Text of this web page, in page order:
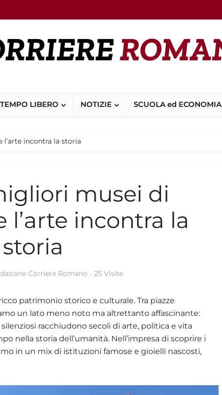
LIBERO NOTIZIE SCUOLA ed ECONOMIA
incontra la storia
musei di
l’arte incontra la
storia
Corriere Romano 25 Visite
patrimonio storico e culturale. Tra piazze
un lato meno noto ma altrettanto affascinante:
silenziosi racchiudono secoli di arte, politica e vita
nella storia dell’umanità. Nell’impresa di scoprire i
in un mix di istituzioni famose e gioielli nascosti,